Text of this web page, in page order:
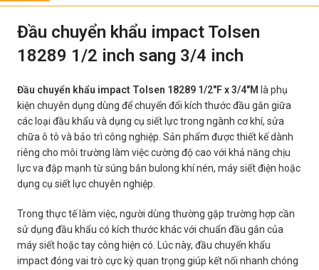
Đầu chuyển khẩu impact Tolsen
18289 1/2 inch sang 3/4 inch
Đầu chuyển khẩu impact Tolsen 18289 1/2″F x 3/4″M là phụ
kiện chuyên dụng dùng để chuyển đổi kích thước đầu gắn giữa
các loại đầu khẩu và dụng cụ siết lực trong ngành cơ khí, sửa
chữa ô tô và bảo trì công nghiệp. Sản phẩm được thiết kế dành
riêng cho môi trường làm việc cường độ cao với khả năng chịu
lực va đập mạnh từ súng bắn bulong khí nén, máy siết điện hoặc
dụng cụ siết lực chuyên nghiệp.
Trong thực tế làm việc, người dùng thường gặp trường hợp cần
sử dụng đầu khẩu có kích thước khác với chuẩn đầu gắn của
máy siết hoặc tay công hiện có. Lúc này, đầu chuyển khẩu
impact đóng vai trò cực kỳ quan trọng giúp kết nối nhanh chóng